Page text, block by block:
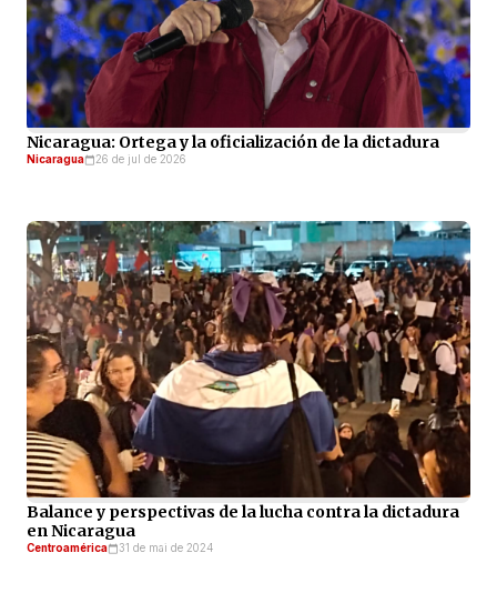
Nicaragua: Ortega y la oficialización de la dictadura
Nicaragua 26 de jul de 2026
Balance y perspectivas de la lucha contra la dictadura
en Nicaragua
Centroamérica 31 de mai de 2024